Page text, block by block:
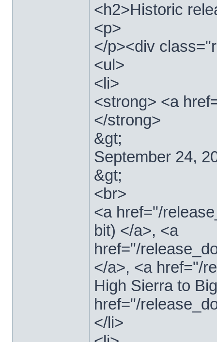
<h2>Historic
<p>
</p><div
<ul>
<li>
<strong> <a
</strong>
&gt;
September 24,
&gt;
<br>
<a href="/
bit) </a>, <a
href="/
</a>, <a href="/
High Sierra to
href="/
</li>